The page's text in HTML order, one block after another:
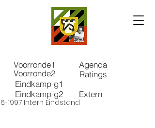
Agenda
Voorronde1
Voorronde2
Eindkamp g1
Eindkamp g2
Ratings
Extern
1997 Intern Eindstand